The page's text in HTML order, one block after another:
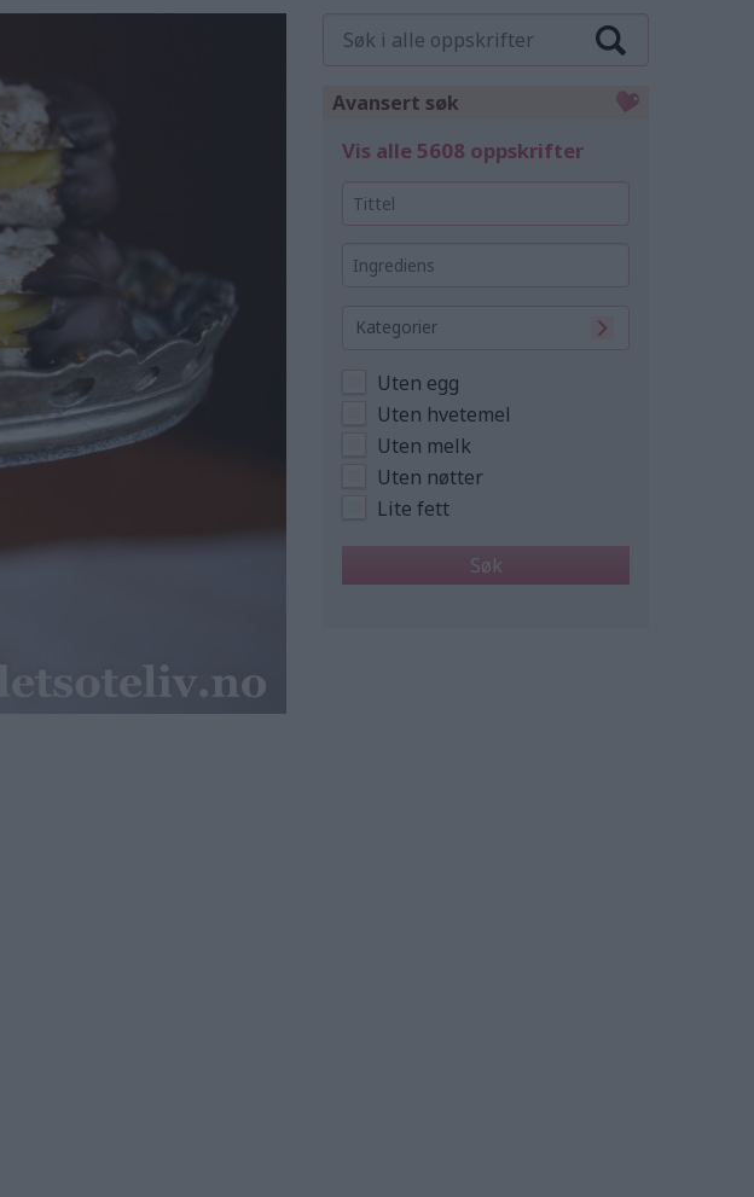
Avansert søk
Vis alle 5608 oppskrifter
Kategorier
Uten egg
Uten hvetemel
Uten melk
Uten nøtter
Lite fett